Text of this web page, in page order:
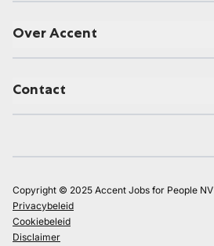
Over Accent
Contact
Copyright © 2025 Accent Jobs for People NV
Privacybeleid
Cookiebeleid
Disclaimer